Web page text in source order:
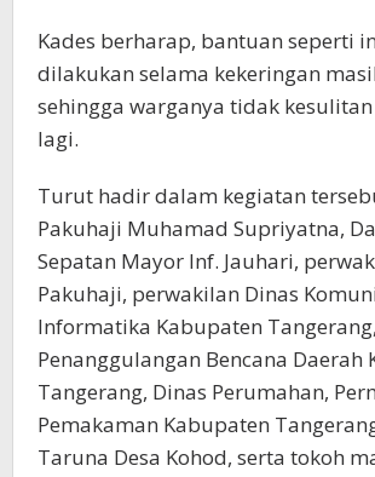
Kades berharap, bantuan seperti
dilakukan selama kekeringan
sehingga warganya tidak
lagi.
Turut hadir dalam kegiatan
Pakuhaji Muhamad Supriyatna,
Sepatan Mayor Inf. Jauhari,
Pakuhaji, perwakilan Dinas
Informatika Kabupaten
Penanggulangan Bencana Daerah
Tangerang, Dinas Perumahan,
Pemakaman Kabupaten
Taruna Desa Kohod, serta tokoh